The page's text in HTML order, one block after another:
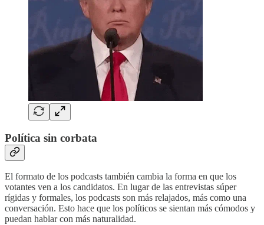
Política sin corbata
El formato de los podcasts también cambia la forma en que los
votantes ven a los candidatos. En lugar de las entrevistas súper
rígidas y formales, los podcasts son más relajados, más como una
conversación. Esto hace que los políticos se sientan más cómodos y
puedan hablar con más naturalidad.